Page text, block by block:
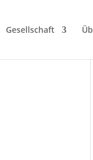
Gesellschaft